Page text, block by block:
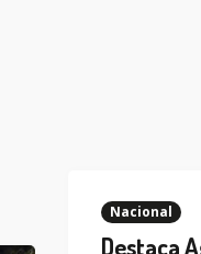
Nacional
Destaca